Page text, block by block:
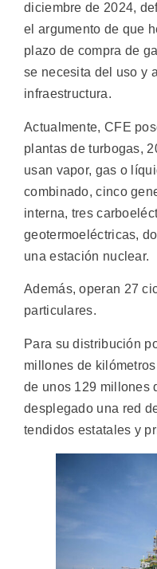
diciembre de 2024,
el argumento de que
plazo de compra de
se necesita del uso y
infraestructura.
Actualmente, CFE
plantas de turbogas,
usan vapor, gas o
combinado, cinco
interna, tres
geotermoeléctricas,
una estación nuclear.
Además, operan 27
particulares.
Para su distribución
millones de
de unos 129 millones
desplegado una red
tendidos estatales y